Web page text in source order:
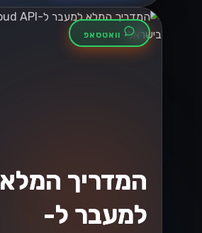
וואטסאפ
המדריך המלא
למעבר ל-